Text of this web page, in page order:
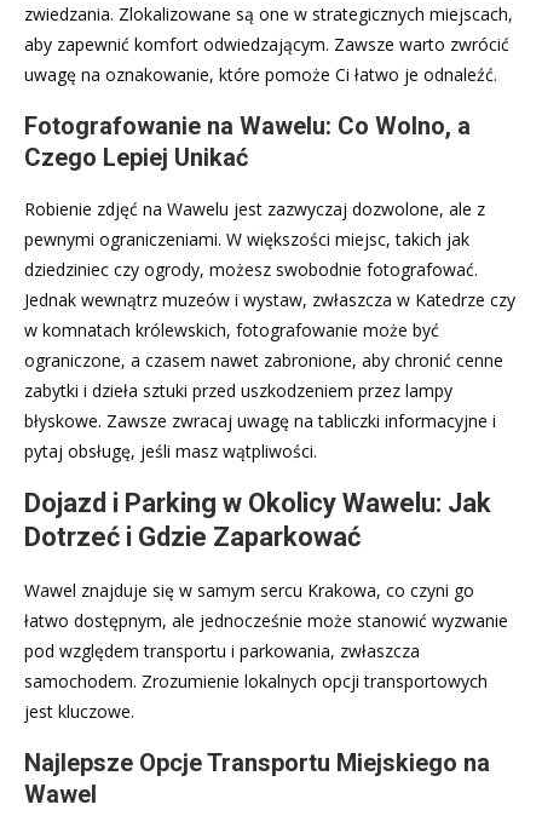
zwiedzania. Zlokalizowane są one w strategicznych miejscach,
aby zapewnić komfort odwiedzającym. Zawsze warto zwrócić
uwagę na oznakowanie, które pomoże Ci łatwo je odnaleźć.
Fotografowanie na Wawelu: Co Wolno, a
Czego Lepiej Unikać
Robienie zdjęć na Wawelu jest zazwyczaj dozwolone, ale z
pewnymi ograniczeniami. W większości miejsc, takich jak
dziedziniec czy ogrody, możesz swobodnie fotografować.
Jednak wewnątrz muzeów i wystaw, zwłaszcza w Katedrze czy
w komnatach królewskich, fotografowanie może być
ograniczone, a czasem nawet zabronione, aby chronić cenne
zabytki i dzieła sztuki przed uszkodzeniem przez lampy
błyskowe. Zawsze zwracaj uwagę na tabliczki informacyjne i
pytaj obsługę, jeśli masz wątpliwości.
Dojazd i Parking w Okolicy Wawelu: Jak
Dotrzeć i Gdzie Zaparkować
Wawel znajduje się w samym sercu Krakowa, co czyni go
łatwo dostępnym, ale jednocześnie może stanowić wyzwanie
pod względem transportu i parkowania, zwłaszcza
samochodem. Zrozumienie lokalnych opcji transportowych
jest kluczowe.
Najlepsze Opcje Transportu Miejskiego na
Wawel